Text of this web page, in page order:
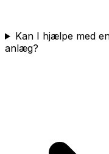
Kan I hjælpe med
anlæg?